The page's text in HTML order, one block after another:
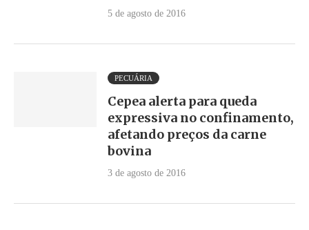
5 de agosto de 2016
PECUÁRIA
Cepea alerta para queda
expressiva no confinamento,
afetando preços da carne
bovina
3 de agosto de 2016